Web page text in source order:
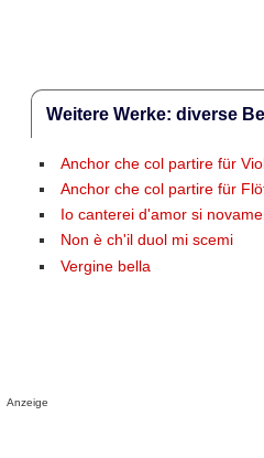
Weitere Werke: diverse
Anchor che col partire für
Anchor che col partire für
Io canterei d'amor si
Non è ch'il duol mi scemi
Vergine bella
Anzeige